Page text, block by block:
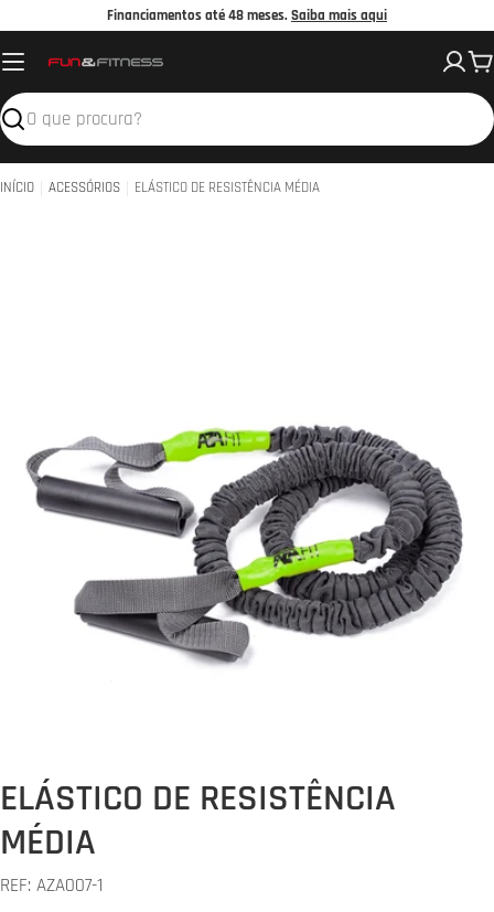
o
conteúdo
Financiamentos até 48 meses.Saiba mais aqui
Pesquisar
INÍCIO ACESSÓRIOS ELÁSTICO DE RESISTÊNCIA MÉDIA
media 0 em modal
ELÁSTICO DE RESISTÊNCIA
MÉDIA
REF: AZA007-1